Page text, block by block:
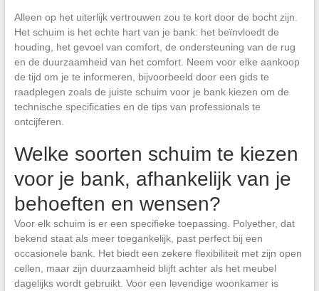
Alleen op het uiterlijk vertrouwen zou te kort door de bocht zijn.
Het schuim is het echte hart van je bank: het beïnvloedt de
houding, het gevoel van comfort, de ondersteuning van de rug
en de duurzaamheid van het comfort. Neem voor elke aankoop
de tijd om je te informeren, bijvoorbeeld door een gids te
raadplegen zoals de juiste schuim voor je bank kiezen om de
technische specificaties en de tips van professionals te
ontcijferen.
Welke soorten schuim te kiezen
voor je bank, afhankelijk van je
behoeften en wensen?
Voor elk schuim is er een specifieke toepassing. Polyether, dat
bekend staat als meer toegankelijk, past perfect bij een
occasionele bank. Het biedt een zekere flexibiliteit met zijn open
cellen, maar zijn duurzaamheid blijft achter als het meubel
dagelijks wordt gebruikt. Voor een levendige woonkamer is